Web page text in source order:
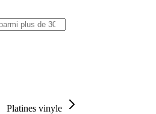
Platines vinyle